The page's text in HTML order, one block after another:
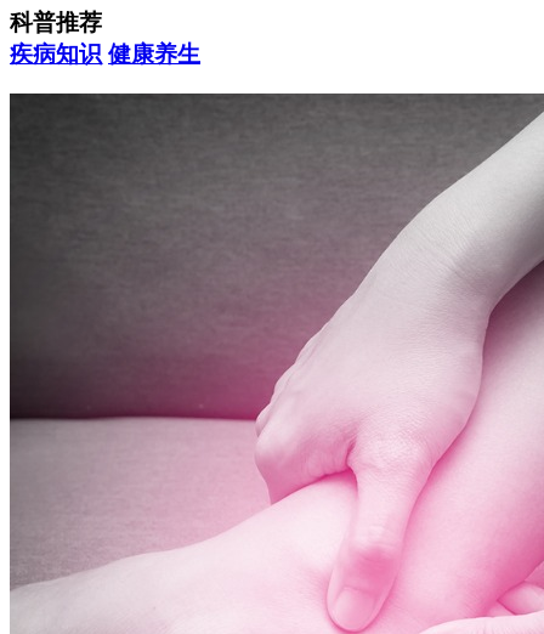
科普推荐
疾病知识 健康养生